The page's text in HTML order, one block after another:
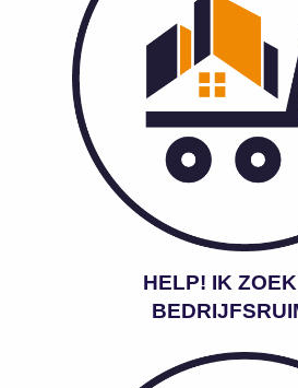
HELP! IK